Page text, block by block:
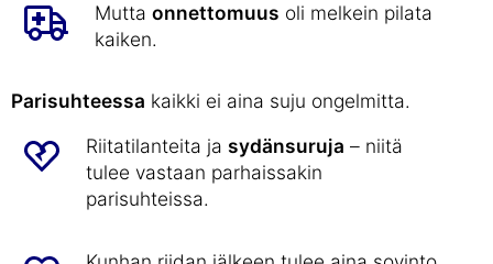
Mutta onnettomuus oli melkein pilata
kaiken.
Parisuhteessa kaikki ei aina suju ongelmitta.
Riitatilanteita ja sydänsuruja – niitä
tulee vastaan parhaissakin
parisuhteissa.